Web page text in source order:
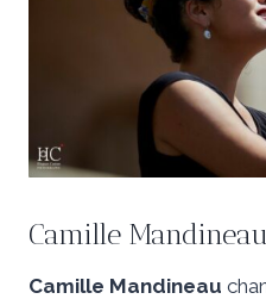
Camille Mandineau
Camille Mandineau